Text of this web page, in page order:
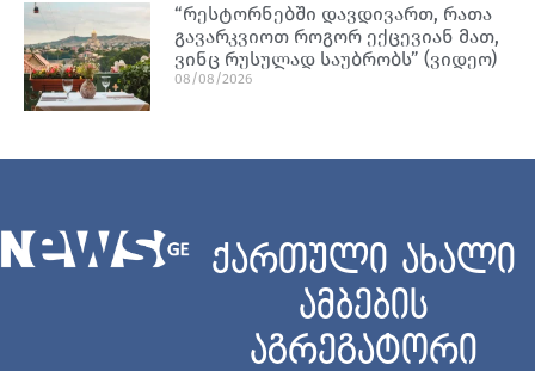
“რესტორნებში დავდივართ, რათა
გავარკვიოთ როგორ ექცევიან მათ,
ვინც რუსულად საუბრობს” (ვიდეო)
08/08/2026
ქართული ახალი
ამბების
აგრეგატორი